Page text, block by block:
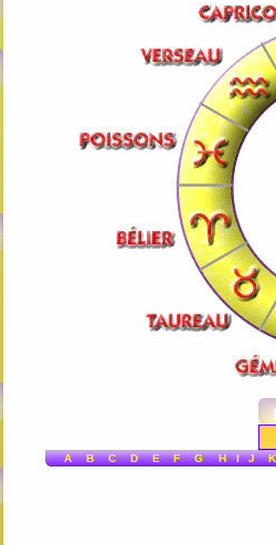
A B C D E F G H I J K